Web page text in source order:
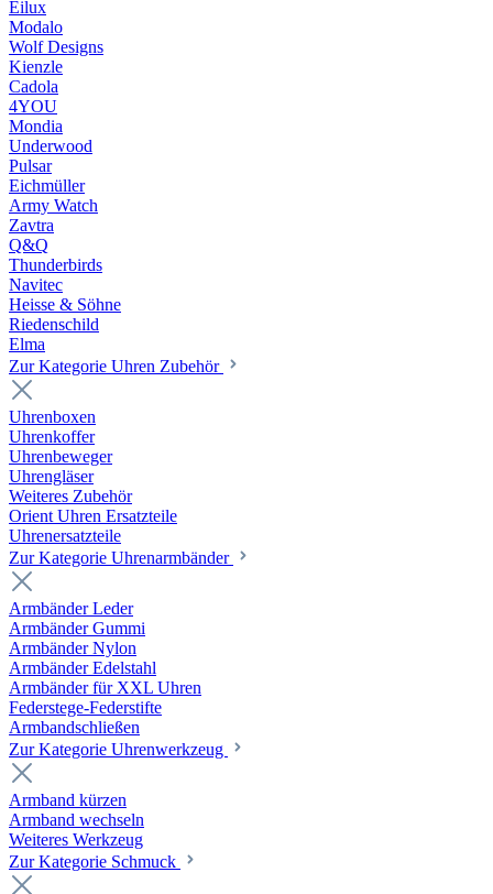
Eilux
Modalo
Wolf Designs
Kienzle
Cadola
4YOU
Mondia
Underwood
Pulsar
Eichmüller
Army Watch
Zavtra
Q&Q
Thunderbirds
Navitec
Heisse & Söhne
Riedenschild
Elma
Zur Kategorie Uhren Zubehör
Uhrenboxen
Uhrenkoffer
Uhrenbeweger
Uhrengläser
Weiteres Zubehör
Orient Uhren Ersatzteile
Uhrenersatzteile
Zur Kategorie Uhrenarmbänder
Armbänder Leder
Armbänder Gummi
Armbänder Nylon
Armbänder Edelstahl
Armbänder für XXL Uhren
Federstege-Federstifte
Armbandschließen
Zur Kategorie Uhrenwerkzeug
Armband kürzen
Armband wechseln
Weiteres Werkzeug
Zur Kategorie Schmuck